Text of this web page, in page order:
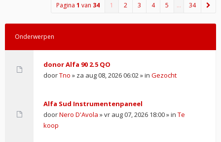
Pagina 1 van 34 1 2 3 4 5 … 34
Onderwerpen
donor Alfa 90 2.5 QO
doorTno » za aug 08, 2026 06:02 » in Gezocht
Alfa Sud Instrumentenpaneel
doorNero D'Avola » vr aug 07, 2026 18:00 » in Te
koop